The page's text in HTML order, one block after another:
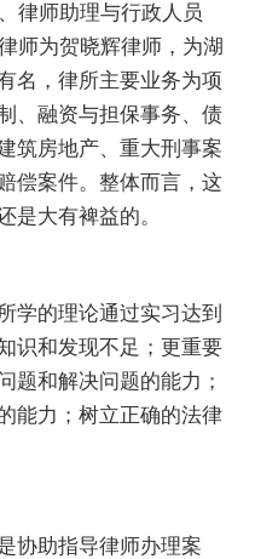
律师助理与行政人员
师为贺晓辉律师，为湖
名，律所主要业务为项
、融资与担保事务、债
筑房地产、重大刑事案
偿案件。整体而言，这
是大有裨益的。
学的理论通过实习达到
识和发现不足；更重要
题和解决问题的能力；
能力；树立正确的法律
协助指导律师办理案